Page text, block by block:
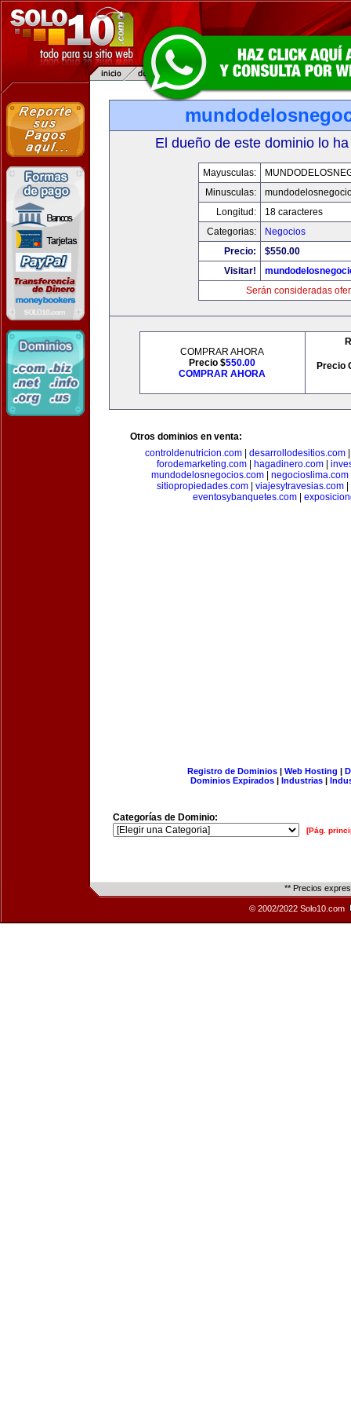
El dueño de este dominio lo
Mayusculas:
Minusculas:
Longitud:
18 caracteres
Categorias:
Negocios
Precio:
$550.00
Visitar!
Serán consideradas
COMPRAR AHORA
Precio $550.00
COMPRAR AHORA
Precio
Otros dominios en venta:
controldenutricion.com
desarrollodesitios.com
forodemarketing.com| hagadinero.com|
mundodelosnegocios.com| negocioslima.com
sitiopropiedades.com| viajesytravesias.com|
eventosybanquetes.com
Registro de Dominios| Web Hosting |
Dominios Expirados | Industrias |
Categorías de Dominio:
[Pág.
** Precios
© 2002/2022 Solo10.com